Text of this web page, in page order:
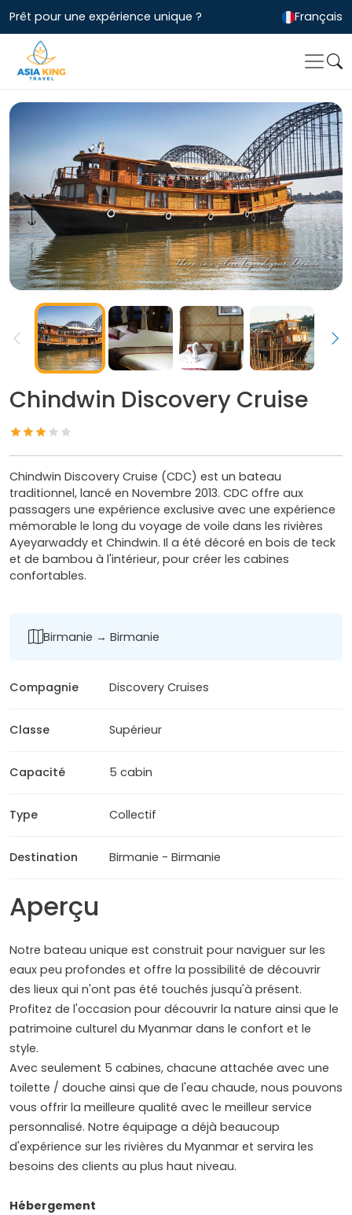
Prêt pour une expérience unique ? Français
Chindwin Discovery Cruise
Chindwin Discovery Cruise (CDC) est un bateau
traditionnel, lancé en Novembre 2013. CDC offre aux
passagers une expérience exclusive avec une expérience
mémorable le long du voyage de voile dans les rivières
Ayeyarwaddy et Chindwin. Il a été décoré en bois de teck
et de bambou à l'intérieur, pour créer les cabines
confortables.
Birmanie → Birmanie
Compagnie Discovery Cruises
Classe Supérieur
Capacité 5 cabin
Type Collectif
Destination Birmanie - Birmanie
Aperçu
Notre bateau unique est construit pour naviguer sur les
eaux peu profondes et offre la possibilité de découvrir
des lieux qui n'ont pas été touchés jusqu'à présent.
Profitez de l'occasion pour découvrir la nature ainsi que le
patrimoine culturel du Myanmar dans le confort et le
style.
Avec seulement 5 cabines, chacune attachée avec une
toilette / douche ainsi que de l'eau chaude, nous pouvons
vous offrir la meilleure qualité avec le meilleur service
personnalisé. Notre équipage a déjà beaucoup
d'expérience sur les rivières du Myanmar et servira les
besoins des clients au plus haut niveau.
Hébergement